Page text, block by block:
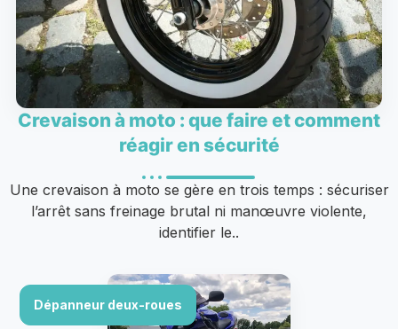
Crevaison à moto : que faire et comment
réagir en sécurité
Une crevaison à moto se gère en trois temps : sécuriser
l’arrêt sans freinage brutal ni manœuvre violente,
identifier le..
Dépanneur deux-roues